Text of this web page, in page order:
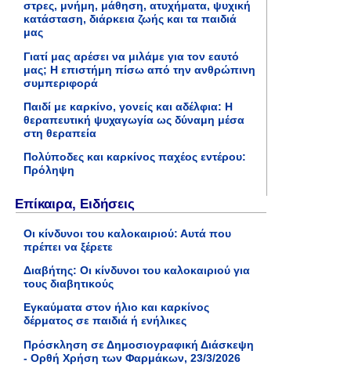
στρες, μνήμη, μάθηση, ατυχήματα, ψυχική
κατάσταση, διάρκεια ζωής και τα παιδιά
μας
Γιατί μας αρέσει να μιλάμε για τον εαυτό
μας; Η επιστήμη πίσω από την ανθρώπινη
συμπεριφορά
Παιδί με καρκίνο, γονείς και αδέλφια: Η
θεραπευτική ψυχαγωγία ως δύναμη μέσα
στη θεραπεία
Πολύποδες και καρκίνος παχέος εντέρου:
Πρόληψη
Επίκαιρα, Ειδήσεις
Οι κίνδυνοι του καλοκαιριού: Αυτά που
πρέπει να ξέρετε
Διαβήτης: Οι κίνδυνοι του καλοκαιριού για
τους διαβητικούς
Εγκαύματα στον ήλιο και καρκίνος
δέρματος σε παιδιά ή ενήλικες
Πρόσκληση σε Δημοσιογραφική Διάσκεψη
- Ορθή Χρήση των Φαρμάκων, 23/3/2026